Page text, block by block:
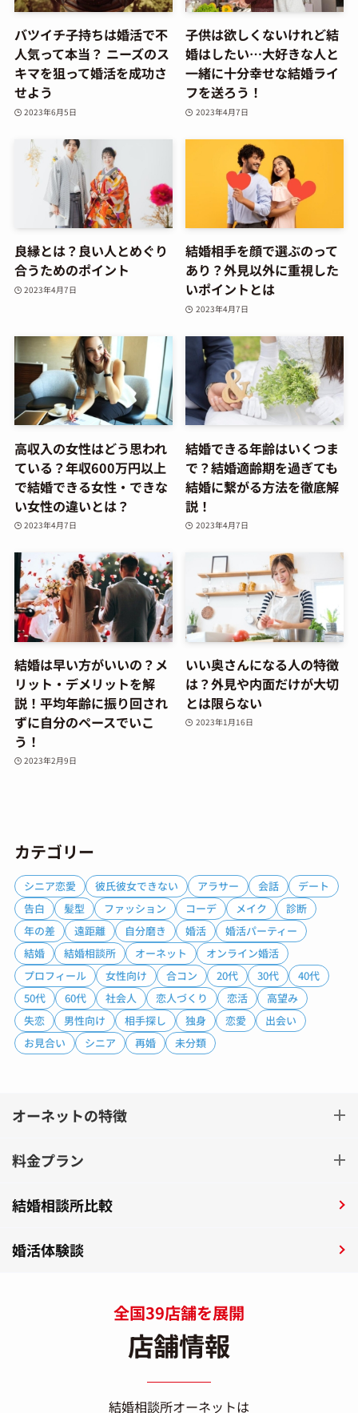
バツイチ子持ちは婚活で不
人気って本当？ ニーズのス
キマを狙って婚活を成功さ
せよう
2023年6月5日
子供は欲しくないけれど結
婚はしたい…大好きな人と
一緒に十分幸せな結婚ライ
フを送ろう！
2023年4月7日
良縁とは？良い人とめぐり
合うためのポイント
2023年4月7日
結婚相手を顔で選ぶのって
あり？外見以外に重視した
いポイントとは
2023年4月7日
高収入の女性はどう思われ
ている？年収600万円以上
で結婚できる女性・できな
い女性の違いとは？
2023年4月7日
結婚できる年齢はいくつま
で？結婚適齢期を過ぎても
結婚に繋がる方法を徹底解
説！
2023年4月7日
結婚は早い方がいいの？メ
リット・デメリットを解
説！平均年齢に振り回され
ずに自分のペースでいこ
う！
2023年2月9日
いい奥さんになる人の特徴
は？外見や内面だけが大切
とは限らない
2023年1月16日
カテゴリー
シニア恋愛 彼氏彼女できない アラサー 会話
デート
告白
髪型 ファッション コーデ メイク
診断
年の差
遠距離 自分磨き 婚活
婚活パーティー
結婚
結婚相談所 オーネット
オンライン婚活
プロフィール
女性向け 合コン 20代 30代
40代
50代
60代 社会人 恋人づくり 恋活
高望み
失恋
男性向け 相手探し 独身 恋愛
出会い
お見合い
シニア 再婚 未分類
オーネットの特徴
料金プラン
結婚相談所比較
婚活体験談
全国39店舗を展開
店舗情報
結婚相談所オーネットは